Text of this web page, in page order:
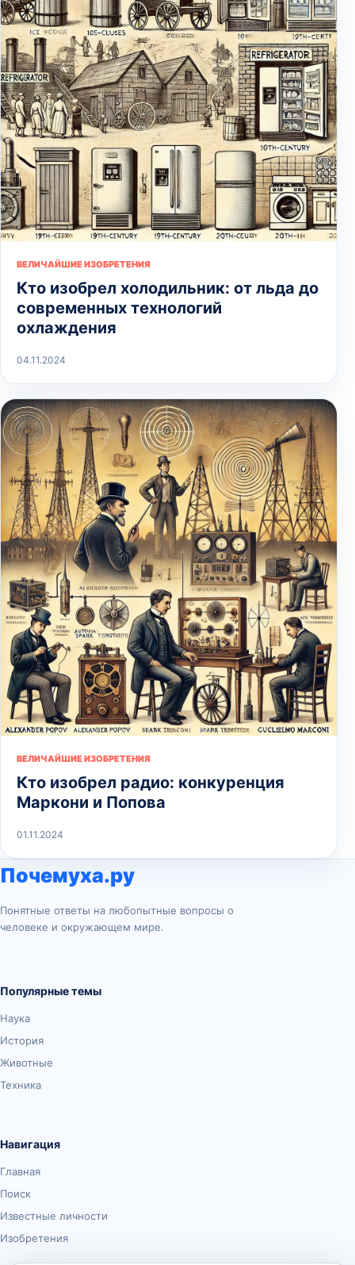
ВЕЛИЧАЙШИЕ ИЗОБРЕТЕНИЯ
Кто изобрел холодильник: от льда до
современных технологий
охлаждения
04.11.2024
ВЕЛИЧАЙШИЕ ИЗОБРЕТЕНИЯ
Кто изобрел радио: конкуренция
Маркони и Попова
01.11.2024
Почемуха.ру
Понятные ответы на любопытные вопросы о
человеке и окружающем мире.
Популярные темы
Наука
История
Животные
Техника
Навигация
Главная
Поиск
Известные личности
Изобретения